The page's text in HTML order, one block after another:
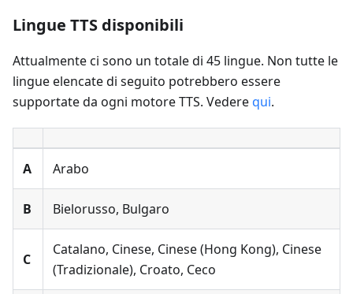
Lingue TTS disponibili
Attualmente ci sono un totale di 45 lingue. Non tutte le
lingue elencate di seguito potrebbero essere
supportate da ogni motore TTS. Vederequi.
А Arabo
B Bielorusso, Bulgaro
C
Catalano, Cinese, Cinese (Hong Kong), Cinese
(Tradizionale), Croato, Ceco